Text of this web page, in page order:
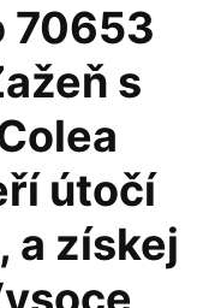
70653
s
útočí
a získej